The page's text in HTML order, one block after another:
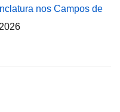
nos Campos de